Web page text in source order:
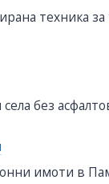
техника
без
имоти в